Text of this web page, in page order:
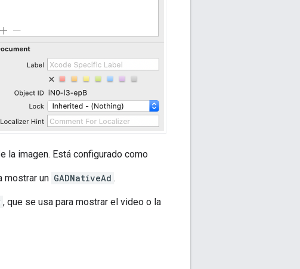
la imagen. Está configurado como
mostrar un GADNativeAd .
, que se usa para mostrar el video o la